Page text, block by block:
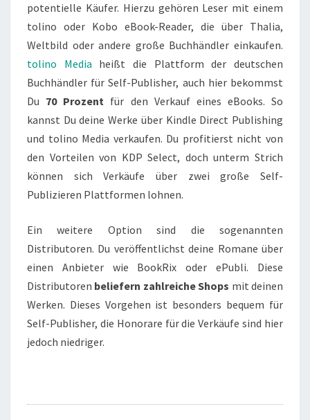
potentielle Käufer. Hierzu gehören Leser mit einem
tolino oder Kobo eBook-Reader, die über Thalia,
Weltbild oder andere große Buchhändler einkaufen.
tolino Media heißt die Plattform der deutschen
Buchhändler für Self-Publisher, auch hier bekommst
Du 70 Prozent für den Verkauf eines eBooks. So
kannst Du deine Werke über Kindle Direct Publishing
und tolino Media verkaufen. Du profitierst nicht von
den Vorteilen von KDP Select, doch unterm Strich
können sich Verkäufe über zwei große Self-
Publizieren Plattformen lohnen.
Ein weitere Option sind die sogenannten
Distributoren. Du veröffentlichst deine Romane über
einen Anbieter wie BookRix oder ePubli. Diese
Distributoren beliefern zahlreiche Shops mit deinen
Werken. Dieses Vorgehen ist besonders bequem für
Self-Publisher, die Honorare für die Verkäufe sind hier
jedoch niedriger.